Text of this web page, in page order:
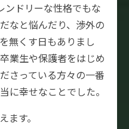
ンドリーな性格でもな
なと悩んだり、渉外の
無くす日もありまし
業生や保護者をはじめ
さっている方々の一番
に幸せなことでした。
ます。